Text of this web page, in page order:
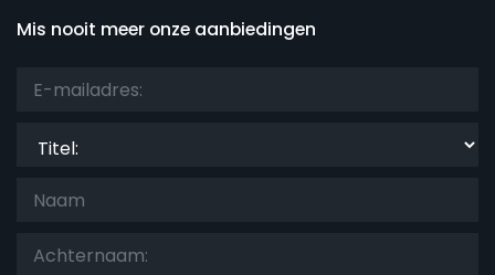
Mis nooit meer onze aanbiedingen